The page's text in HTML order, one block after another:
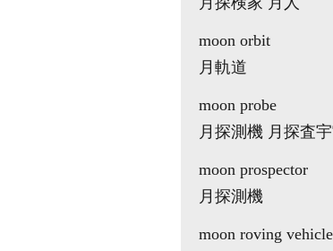
moon orbit
月軌道
moon probe
月探測機 月探査
moon prospector
月探測機
moon roving vehicle